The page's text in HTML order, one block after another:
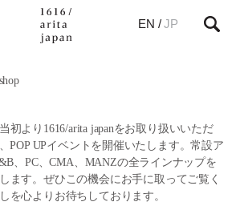
EN /JP
初より1616/arita japanをお取り扱いいただ
POP UPイベントを開催いたします。常設ア
、PC、CMA、MANZの全ラインナップを
ます。ぜひこの機会にお手に取ってご覧く
を心よりお待ちしております。